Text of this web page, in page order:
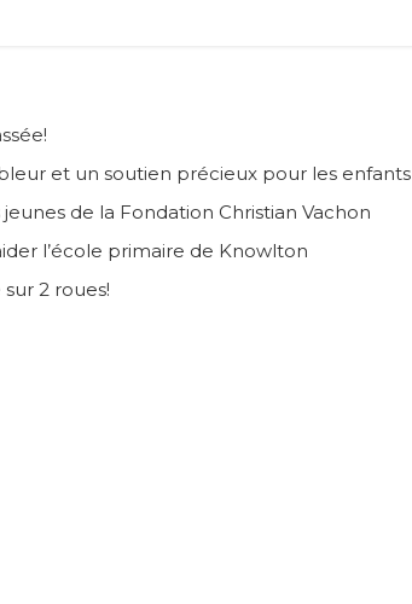
et un soutien précieux pour les enfants
de la Fondation Christian Vachon
l’école primaire de Knowlton
2 roues!